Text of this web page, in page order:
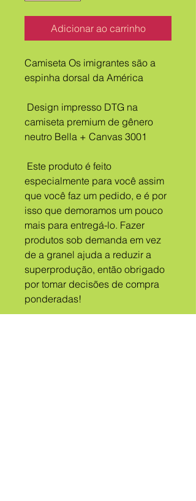
Adicionar ao carrinho
Camiseta Os imigrantes são a
espinha dorsal da América
camiseta premium de gênero
neutro Bella + Canvas 3001
especialmente para você assim
que você faz um pedido, e é por
isso que demoramos um pouco
mais para entregá-lo. Fazer
produtos sob demanda em vez
de a granel ajuda a reduzir a
superprodução, então obrigado
por tomar decisões de compra
ponderadas!